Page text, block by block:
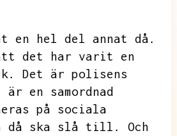
en hel del annat då.
det har varit en
Det är polisens
är en samordnad
på sociala
då ska slå till.
Och